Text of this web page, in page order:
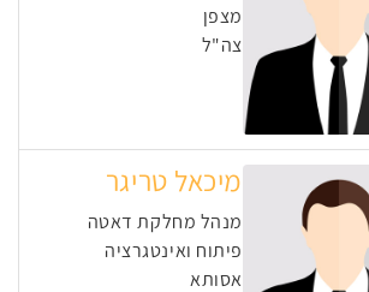
מצפן
צה"ל
מיכאל טריגר
מנהל מחלקת דאטה
פיתוח ואינטגרציה
אסותא